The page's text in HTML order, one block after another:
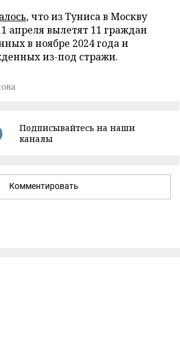
, что из Туниса в Москву
апреля вылетят 11 граждан
в ноябре 2024 года и
из-под стражи.
Подписывайтесь на наши
каналы
Комментировать